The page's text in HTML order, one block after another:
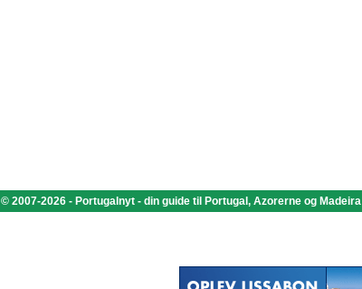
© 2007-2026 - Portugalnyt - din guide til Portugal, Azorerne og Madeira